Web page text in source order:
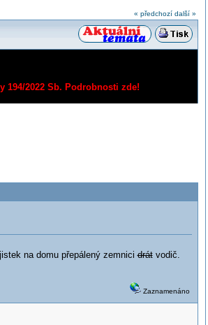
« předchozí další »
194/2022 Sb. Podrobnosti zde!
na domu přepálený zemnicidrátvodič.
Zaznamenáno